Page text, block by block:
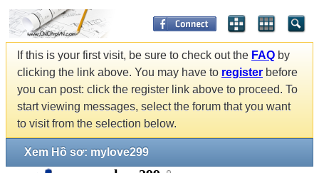
If this is your first visit, be sure to check out the FAQ by
clicking the link above. You may have to register before
you can post: click the register link above to proceed. To
start viewing messages, select the forum that you want
to visit from the selection below.
Xem Hồ sơ: mylove299